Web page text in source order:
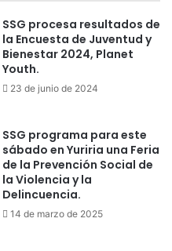
SSG procesa resultados de
la Encuesta de Juventud y
Bienestar 2024, Planet
Youth.
23 de junio de 2024
SSG programa para este
sábado en Yuriria una Feria
de la Prevención Social de
la Violencia y la
Delincuencia.
14 de marzo de 2025